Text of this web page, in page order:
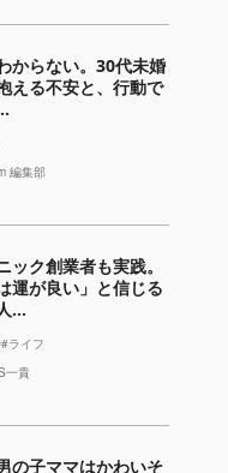
からない。30代未婚
える不安と、行動で
編集部
ック創業者も実践。
運が良い」と信じる
...
#ライフ
一貴
の子ママはかわいそ